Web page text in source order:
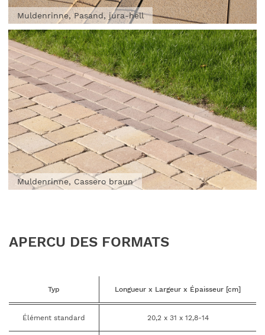
Muldenrinne, Pasand, jura-hell
Muldenrinne, Cassero braun
APERCU DES FORMATS
Typ Longueur x Largeur x Épaisseur [cm]
Élément standard 20,2 x 31 x 12,8-14